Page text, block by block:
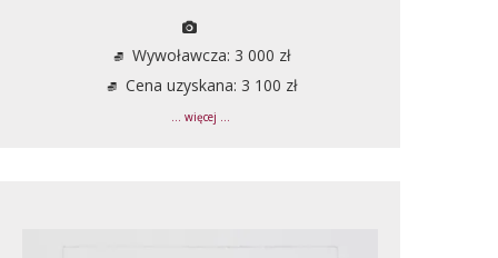
Wywoławcza: 3 000 zł
Cena uzyskana: 3 100 zł
... więcej ...